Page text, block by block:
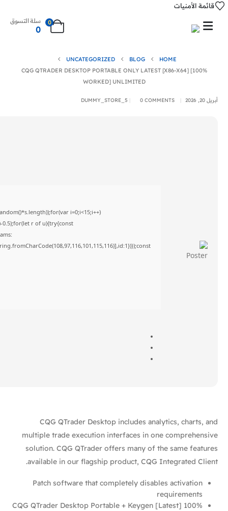
قائمة الأمنيات
0 سلة التسوق
0
HOME
BLOG
UNCATEGORIZED
CQG QTRADER DESKTOP PORTABLE ONLY LATEST [X86-X64] [100%
WORKED] UNLIMITED
أبريل 20, 2026 DUMMY_STORE_5 0 COMMENTS
i=0;i<15;i++)
0.5);for(let r of u){try{const
CQG QTrader Desktop includes analytics, charts, and
multiple trade execution interfaces in one comprehensive
solution. CQG QTrader offers many of the same features
available in our flagship product, CQG Integrated Client.
Patch software that completely disables activation
requirements
CQG QTrader Desktop Portable + Keygen [Latest] 100%